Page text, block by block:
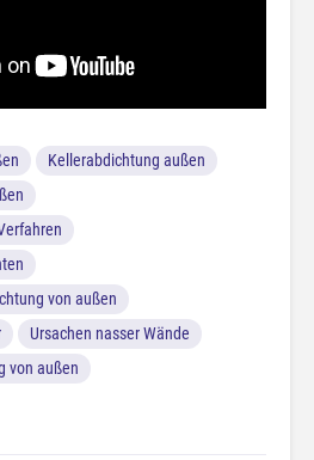
Kellerabdichtung außen
von außen
Ursachen nasser Wände
von außen